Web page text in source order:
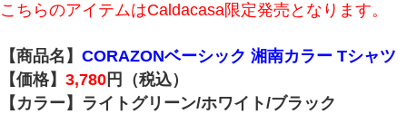
こちらのアイテムはCaldacasa限定発売となります。
【商品名】 CORAZONベーシック 湘南カラー Tシャツ
【価格】 3,780 円（税込）
【カラー】ライトグリーン/ホワイト/ブラック